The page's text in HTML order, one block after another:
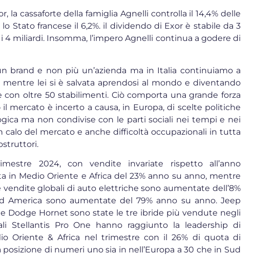
la cassaforte della famiglia Agnelli controlla il 14,4% delle
lo Stato francese il 6,2%. il dividendo di Exor è stabile da 3
4 miliardi. Insomma, l’impero Agnelli continua a godere di
brand e non più un’azienda ma in Italia continuiamo a
mentre lei si è salvata aprendosi al mondo e diventando
con oltre 50 stabilimenti. Ciò comporta una grande forza
mercato è incerto a causa, in Europa, di scelte politiche
ma non condivise con le parti sociali nei tempi e nei
calo del mercato e anche difficoltà occupazionali in tutta
2024, con vendite invariate rispetto all’anno
in Medio Oriente e Africa del 23% anno su anno, mentre
vendite globali di auto elettriche sono aumentate dell’8%
sono aumentate del 79% anno su anno. Jeep
e Dodge Hornet sono state le tre ibride più vendute negli
Stellantis Pro One hanno raggiunto la leadership di
Oriente & Africa nel trimestre con il 26% di quota di
di numeri uno sia in nell’Europa a 30 che in Sud